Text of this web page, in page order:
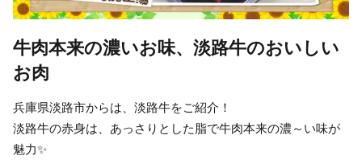
牛肉本来の濃いお味、淡路牛のおいしい
お肉
兵庫県淡路市からは、淡路牛をご紹介！
淡路牛の赤身は、あっさりとした脂で牛肉本来の濃～い味が
魅力✨